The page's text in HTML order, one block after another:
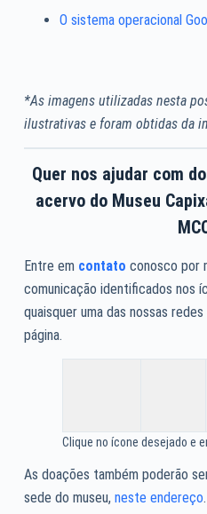
O sistema operacional
*As imagens utilizadas nesta
ilustrativas e foram obtidas da
Quer nos ajudar com
acervo do Museu
Entre em contato conosco por
comunicação identificados nos
quaisquer uma das nossas
página.
Clique no ícone desejado e
As doações também poderão
sede do museu, neste endereço.